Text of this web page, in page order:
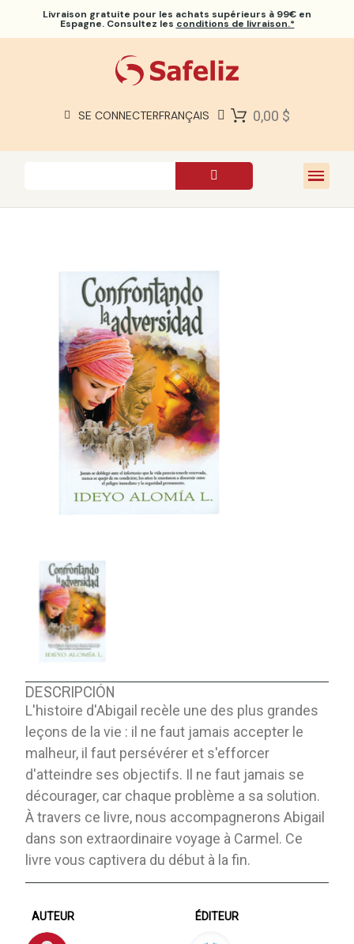
Livraison gratuite pour les achats supérieurs à 99€ en
Espagne. Consultez les conditions de livraison.*
SE CONNECTERFRANÇAIS 0,00 $
À PROPOS DE NOUS
DESCRIPCIÓN
L'histoire d'Abigail recèle une des plus grandes
leçons de la vie : il ne faut jamais accepter le
malheur, il faut persévérer et s'efforcer
d'atteindre ses objectifs. Il ne faut jamais se
décourager, car chaque problème a sa solution.
À travers ce livre, nous accompagnerons Abigail
dans son extraordinaire voyage à Carmel. Ce
livre vous captivera du début à la fin.
AUTEUR ÉDITEUR